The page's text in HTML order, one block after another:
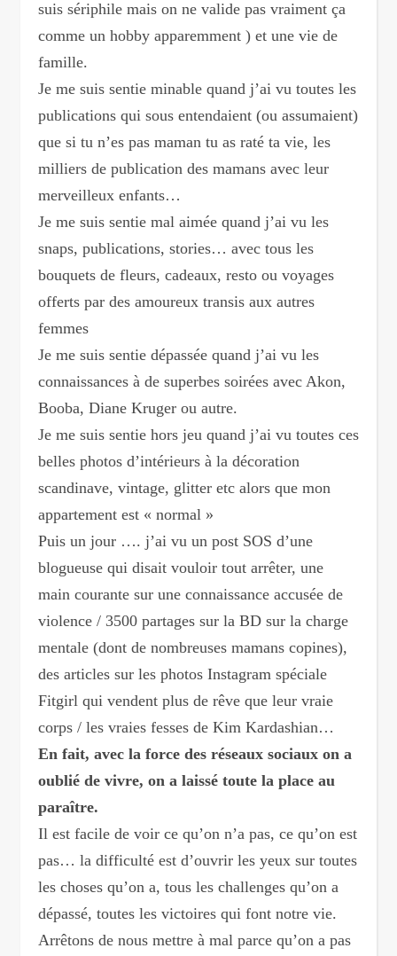
suis sériphile mais on ne valide pas vraiment ça
comme un hobby apparemment ) et une vie de
famille.
Je me suis sentie minable quand j’ai vu toutes les
publications qui sous entendaient (ou assumaient)
que si tu n’es pas maman tu as raté ta vie, les
milliers de publication des mamans avec leur
merveilleux enfants…
Je me suis sentie mal aimée quand j’ai vu les
snaps, publications, stories… avec tous les
bouquets de fleurs, cadeaux, resto ou voyages
offerts par des amoureux transis aux autres
femmes
Je me suis sentie dépassée quand j’ai vu les
connaissances à de superbes soirées avec Akon,
Booba, Diane Kruger ou autre.
Je me suis sentie hors jeu quand j’ai vu toutes ces
belles photos d’intérieurs à la décoration
scandinave, vintage, glitter etc alors que mon
appartement est « normal »
Puis un jour …. j’ai vu un post SOS d’une
blogueuse qui disait vouloir tout arrêter, une
main courante sur une connaissance accusée de
violence / 3500 partages sur la BD sur la charge
mentale (dont de nombreuses mamans copines),
des articles sur les photos Instagram spéciale
Fitgirl qui vendent plus de rêve que leur vraie
corps / les vraies fesses de Kim Kardashian…
En fait, avec la force des réseaux sociaux on a
oublié de vivre, on a laissé toute la place au
paraître.
Il est facile de voir ce qu’on n’a pas, ce qu’on est
pas… la difficulté est d’ouvrir les yeux sur toutes
les choses qu’on a, tous les challenges qu’on a
dépassé, toutes les victoires qui font notre vie.
Arrêtons de nous mettre à mal parce qu’on a pas